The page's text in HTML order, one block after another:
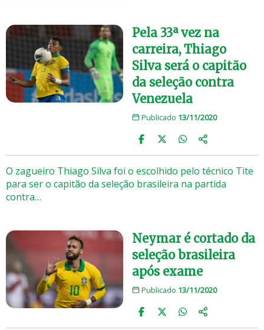
Pela 33ª vez na
carreira, Thiago
Silva será o capitão
da seleção contra
Venezuela
Publicado 13/11/2020
O zagueiro Thiago Silva foi o escolhido pelo técnico Tite
para ser o capitão da seleção brasileira na partida
contra…
Neymar é cortado da
seleção brasileira
após exame
Publicado 13/11/2020